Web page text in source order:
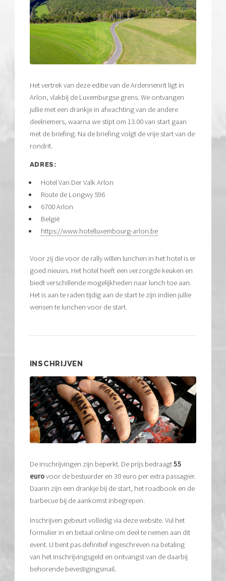
Het vertrek van deze editie van de Ardennenrit ligt in
Arlon, vlakbij de Luxemburgse grens. We ontvangen
jullie met een drankje in afwachting van de andere
deelnemers, waarna we stipt om 13.00 van start gaan
met de briefing. Na de briefing volgt de vrije start van de
rondrit.
ADRES:
Hotel Van Der Valk Arlon
Route de Longwy 596
6700 Arlon
België
https://www.hotelluxembourg-arlon.be
Voor zij die voor de rally willen lunchen in het hotel is er
goed nieuws. Het hotel heeft een verzorgde keuken en
biedt verschillende mogelijkheden naar lunch toe aan.
Het is aan te raden tijdig aan de start te zijn indien jullie
wensen te lunchen voor de start.
INSCHRIJVEN
De inschrijvingen zijn beperkt. De prijs bedraagt55
eurovoor de bestuurder en 30 euro per extra passagier.
Daarin zijn een drankje bij de start, het roadbook en de
barbecue bij de aankomst inbegrepen.
Inschrijven gebeurt volledig via deze website. Vul het
formulier in en betaal online om deel te nemen aan dit
event. U bent pas definitief ingeschreven na betaling
van het inschrijvingsgeld en ontvangst van de daarbij
behorende bevestigingsmail.